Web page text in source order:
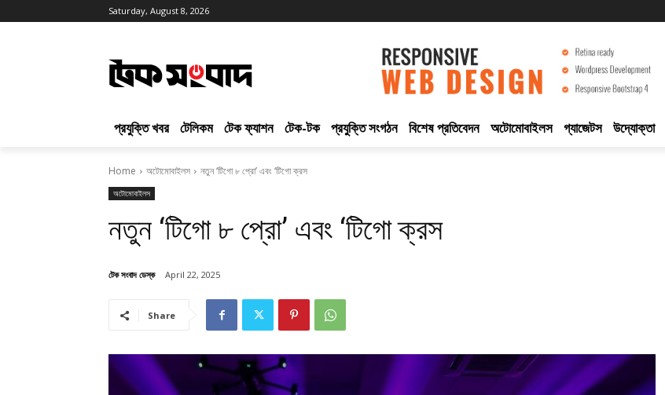
Saturday, August 8, 2026
প্রযুক্তি খবর টেলিকম টেক ফ্যাশন টেক-টক প্রযুক্তি সংগঠন বিশেষ প্রতিবেদন অটোমোবাইলস গ্যাজেটস উদ্যোক্তা
Home অটোমোবাইলস নতুন ‘টিগো ৮ প্রো’ এবং ‘টিগো ক্রস
অটোমোবাইলস
নতুন ‘টিগো ৮ প্রো’ এবং ‘টিগো ক্রস
টেক সংবাদ ডেস্ক April 22, 2025
Share